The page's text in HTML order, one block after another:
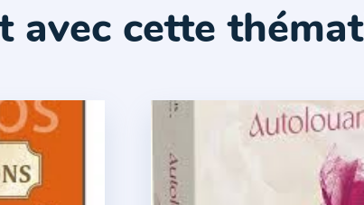
avec cette